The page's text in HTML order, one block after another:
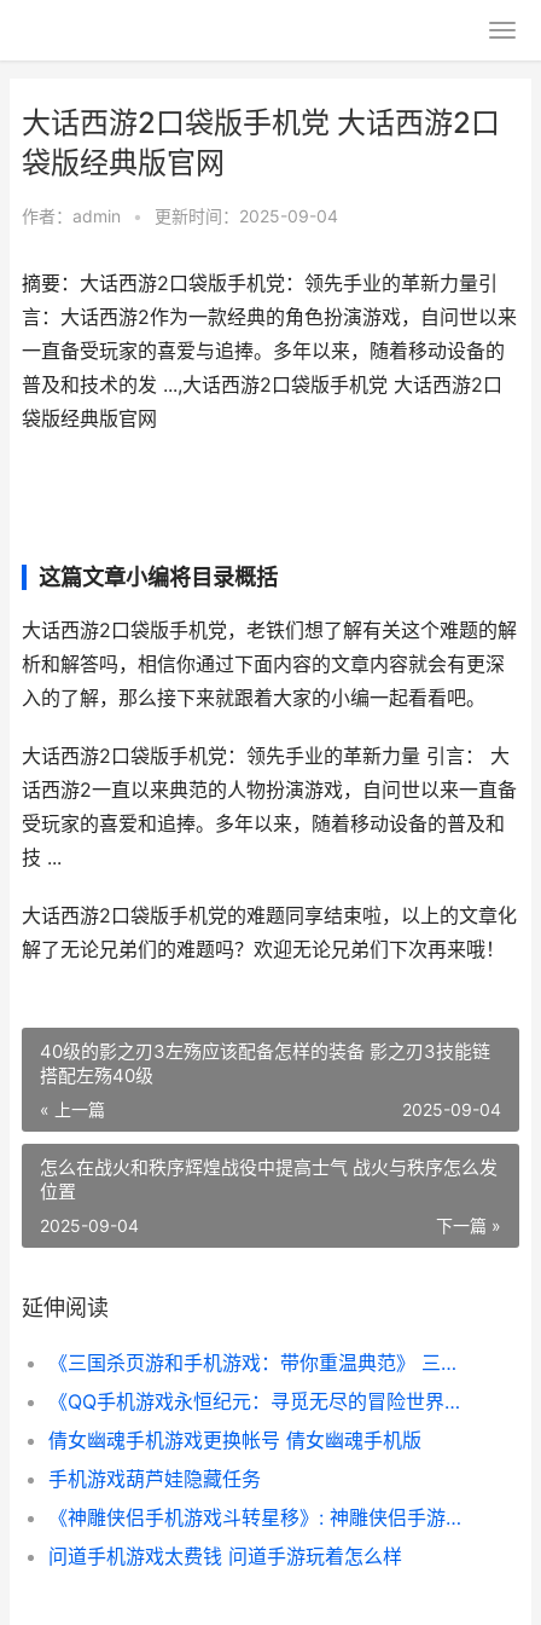
大话西游2口袋版手机党 大话西游2口
袋版经典版官网
作者： admin • 更新时间：2025-09-04
摘要：大话西游2口袋版手机党：领先手业的革新力量引
言：大话西游2作为一款经典的角色扮演游戏，自问世以来
一直备受玩家的喜爱与追捧。多年以来，随着移动设备的
普及和技术的发 ...,大话西游2口袋版手机党 大话西游2口
袋版经典版官网
这篇文章小编将目录概括
大话西游2口袋版手机党，老铁们想了解有关这个难题的解
析和解答吗，相信你通过下面内容的文章内容就会有更深
入的了解，那么接下来就跟着大家的小编一起看看吧。
大话西游2口袋版手机党：领先手业的革新力量 引言： 大
话西游2一直以来典范的人物扮演游戏，自问世以来一直备
受玩家的喜爱和追捧。多年以来，随着移动设备的普及和
技 ...
大话西游2口袋版手机党的难题同享结束啦，以上的文章化
解了无论兄弟们的难题吗？欢迎无论兄弟们下次再来哦！
40级的影之刃3左殇应该配备怎样的装备 影之刃3技能链
搭配左殇40级
« 上一篇 2025-09-04
怎么在战火和秩序辉煌战役中提高士气 战火与秩序怎么发
位置
下一篇 »
2025-09-04
延伸阅读
《三国杀页游和手机游戏：带你重温典范》 三国杀网页版和手机版
《QQ手机游戏永恒纪元：寻觅无尽的冒险世界》 手机qq2021游戏
倩女幽魂手机游戏更换帐号 倩女幽魂手机版
手机游戏葫芦娃隐藏任务
《神雕侠侣手机游戏斗转星移》: 神雕侠侣手游视频在线观看
问道手机游戏太费钱 问道手游玩着怎么样